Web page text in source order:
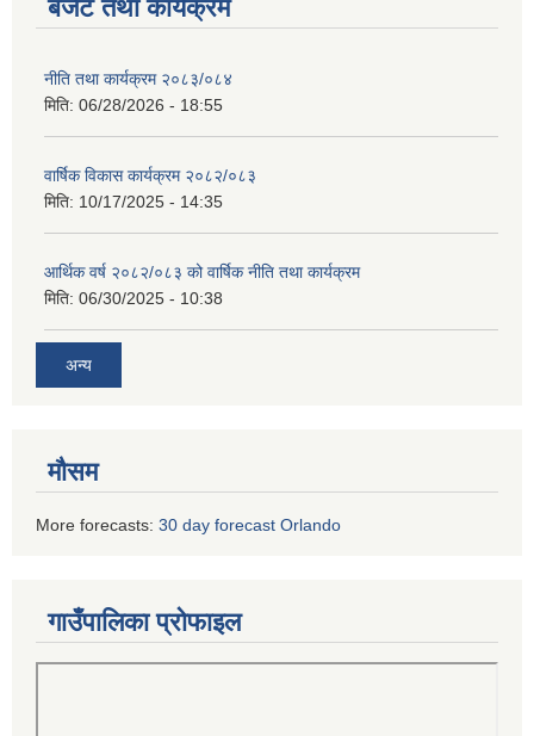
बजेट तथा कार्यक्रम
नीति तथा कार्यक्रम २०८३/०८४
मिति: 06/28/2026 - 18:55
वार्षिक विकास कार्यक्रम २०८२/०८३
मिति: 10/17/2025 - 14:35
आर्थिक वर्ष २०८२/०८३ को वार्षिक नीति तथा कार्यक्रम
मिति: 06/30/2025 - 10:38
अन्य
मौसम
More forecasts: 30 day forecast Orlando
गाउँपालिका प्रोफाइल